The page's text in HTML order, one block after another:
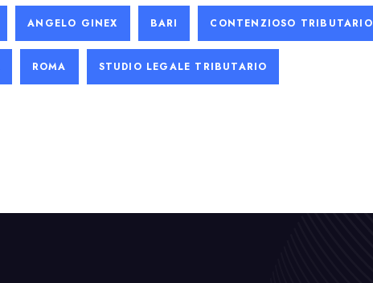
ANGELO GINEX BARI CONTENZIOSO TRIBUTARIO
ROMA STUDIO LEGALE TRIBUTARIO